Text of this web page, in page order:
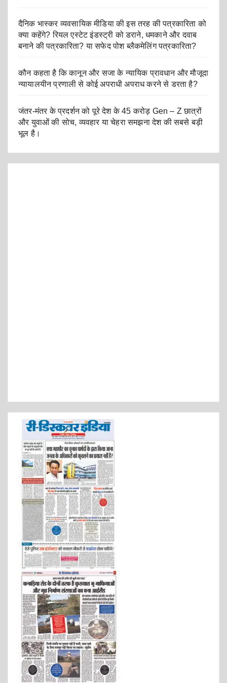
दैनिक भास्कर व्यवसायिक मीडिया की इस तरह की पत्रकारिता को
क्या कहेंगे? रियल एस्टेट इंडस्ट्री को डराने, धमकाने और दवाब
बनाने की पत्रकारिता? या सफेद पोश ब्लैकमेलिंग पत्रकारिता?
कौन कहता है कि कानून और सजा के न्यायिक प्रावधान और मौजूदा
न्यायालयीन प्रणाली से कोई अपराधी अपराध करने से डरता है?
जंतर-मंतर के प्रदर्शन को पूरे देश के 45 करोड़ Gen – Z छात्रों
और युवाओं की सोच, व्यवहार या चेहरा समझना देश की सबसे बड़ी
भूल है।